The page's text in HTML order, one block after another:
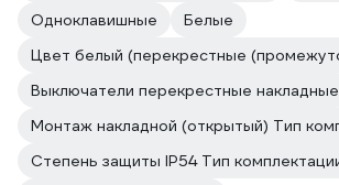
Одноклавишные
Белые
Выключатели перекрестные накладные